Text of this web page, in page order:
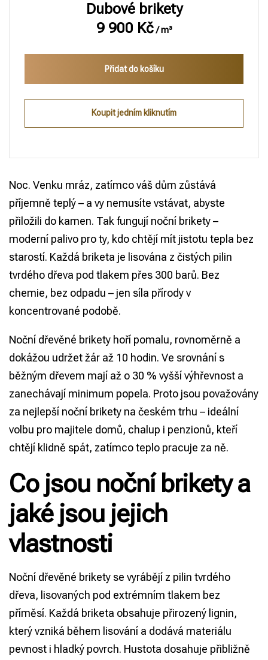
Dubové brikety
9 900 Kč/ m³
Přidat do košíku
Koupit jedním kliknutím
Noc. Venku mráz, zatímco váš dům zůstává
příjemně teplý – a vy nemusíte vstávat, abyste
přiložili do kamen. Tak fungují noční brikety –
moderní palivo pro ty, kdo chtějí mít jistotu tepla bez
starostí. Každá briketa je lisována z čistých pilin
tvrdého dřeva pod tlakem přes 300 barů. Bez
chemie, bez odpadu – jen síla přírody v
koncentrované podobě.
Noční dřevěné brikety hoří pomalu, rovnoměrně a
dokážou udržet žár až 10 hodin. Ve srovnání s
běžným dřevem mají až o 30 % vyšší výhřevnost a
zanechávají minimum popela. Proto jsou považovány
za nejlepší noční brikety na českém trhu – ideální
volbu pro majitele domů, chalup i penzionů, kteří
chtějí klidně spát, zatímco teplo pracuje za ně.
Co jsou noční brikety a
jaké jsou jejich
vlastnosti
Noční dřevěné brikety se vyrábějí z pilin tvrdého
dřeva, lisovaných pod extrémním tlakem bez
příměsí. Každá briketa obsahuje přirozený lignin,
který vzniká během lisování a dodává materiálu
pevnost i hladký povrch. Hustota dosahuje přibližně